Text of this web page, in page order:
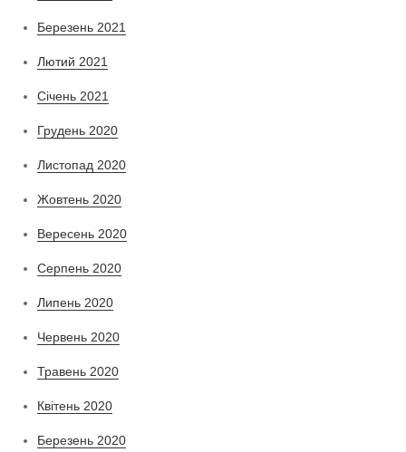
Березень 2021
Лютий 2021
Січень 2021
Грудень 2020
Листопад 2020
Жовтень 2020
Вересень 2020
Серпень 2020
Липень 2020
Червень 2020
Травень 2020
Квітень 2020
Березень 2020